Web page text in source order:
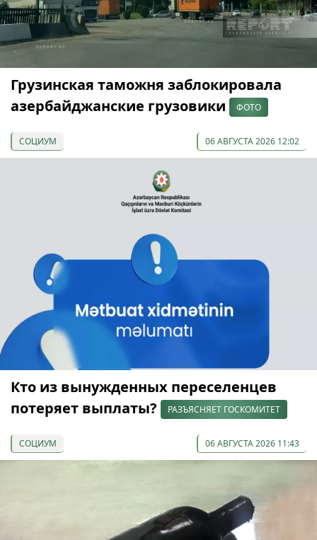
Грузинская таможня заблокировала
азербайджанские грузовики
ФОТО
СОЦИУМ 06 АВГУСТА 2026 12:02
Кто из вынужденных переселенцев
потеряет выплаты?
РАЗЪЯСНЯЕТ ГОСКОМИТЕТ
СОЦИУМ 06 АВГУСТА 2026 11:43